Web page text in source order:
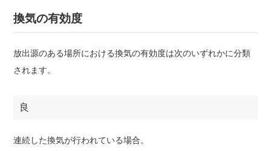
換気の有効度
放出源のある場所における換気の有効度は次のいずれかに分類
されます。
良
連続した換気が行われている場合。